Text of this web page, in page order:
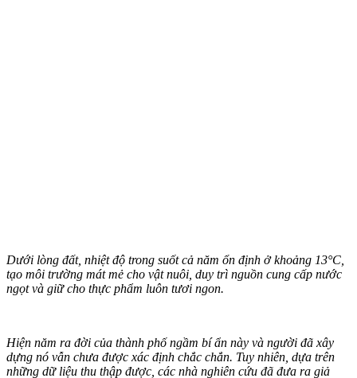
Dưới lòng đất, nhiệt độ trong suốt cả năm ổn định ở khoảng 13°C,
tạo môi trường mát mẻ cho vật nuôi, duy trì nguồn cung cấp nước
ngọt và giữ cho thực phẩm luôn tươi ngon.
Hiện năm ra đời của thành phố ngầm bí ẩn này và người đã xây
dựng nó vẫn chưa được xác định chắc chắn. Tuy nhiên, dựa trên
những dữ liệu thu thập được, các nhà nghiên cứu đã đưa ra giả